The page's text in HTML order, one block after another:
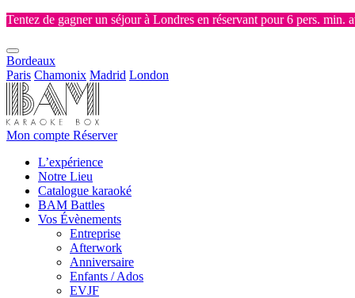
Tentez de gagner un séjour à Londres en réservant pour 6 pers. min.
Bordeaux
Paris Chamonix Madrid London
Mon compte Réserver
L’expérience
Notre Lieu
Catalogue karaoké
BAM Battles
Vos Évènements
Entreprise
Afterwork
Anniversaire
Enfants / Ados
EVJF